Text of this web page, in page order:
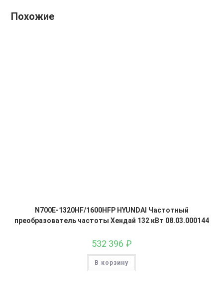
Похожие
N700E-1320HF/1600HFP HYUNDAI Частотный
преобразователь частоты Хендай 132 кВт 08.03.000144
532 396 ₽
В корзину